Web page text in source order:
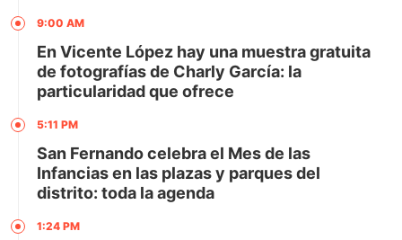
9:00 AM
En Vicente López hay una muestra gratuita
de fotografías de Charly García: la
particularidad que ofrece
5:11 PM
San Fernando celebra el Mes de las
Infancias en las plazas y parques del
distrito: toda la agenda
1:24 PM